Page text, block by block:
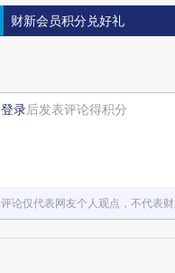
财新会员积分兑好礼
登录后发表评论得积分
评论仅代表网友个人观点，不代表